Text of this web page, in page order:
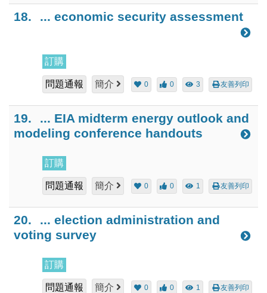
18. ... economic security assessment
訂購
問題通報 簡介 0 0 3 友善列印
19.
... EIA midterm energy outlook and
modeling conference handouts
訂購
問題通報 簡介 0 0 1 友善列印
20.
... election administration and
voting survey
訂購
問題通報 簡介 0 0 1 友善列印